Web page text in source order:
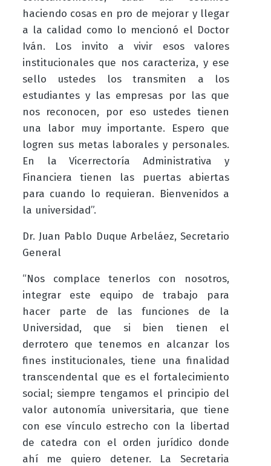
haciendo cosas en pro de mejorar y llegar
a la calidad como lo mencionó el Doctor
Iván. Los invito a vivir esos valores
institucionales que nos caracteriza, y ese
sello ustedes los transmiten a los
estudiantes y las empresas por las que
nos reconocen, por eso ustedes tienen
una labor muy importante. Espero que
logren sus metas laborales y personales.
En la Vicerrectoría Administrativa y
Financiera tienen las puertas abiertas
para cuando lo requieran. Bienvenidos a
la universidad”.
Dr. Juan Pablo Duque Arbeláez, Secretario
General
“Nos complace tenerlos con nosotros,
integrar este equipo de trabajo para
hacer parte de las funciones de la
Universidad, que si bien tienen el
derrotero que tenemos en alcanzar los
fines institucionales, tiene una finalidad
transcendental que es el fortalecimiento
social; siempre tengamos el principio del
valor autonomía universitaria, que tiene
con ese vínculo estrecho con la libertad
de catedra con el orden jurídico donde
ahí me quiero detener. La Secretaria